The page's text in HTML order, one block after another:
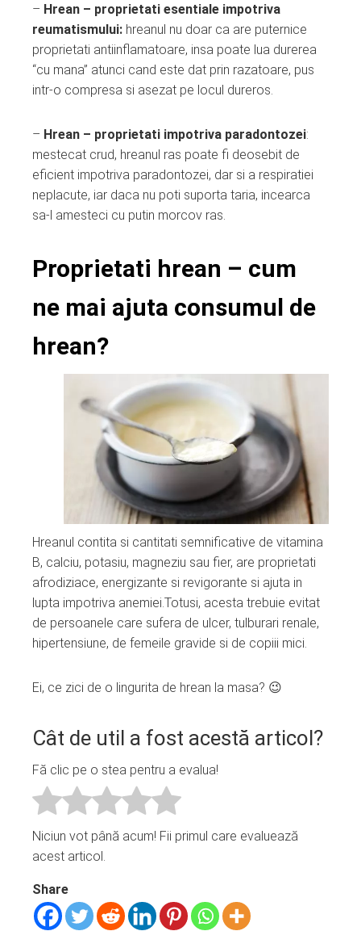
– Hrean – proprietati esentiale impotriva
reumatismului: hreanul nu doar ca are puternice
proprietati antiinflamatoare, insa poate lua durerea
“cu mana” atunci cand este dat prin razatoare, pus
intr-o compresa si asezat pe locul dureros.
– Hrean – proprietati impotriva paradontozei:
mestecat crud, hreanul ras poate fi deosebit de
eficient impotriva paradontozei, dar si a respiratiei
neplacute, iar daca nu poti suporta taria, incearca
sa-l amesteci cu putin morcov ras.
Proprietati hrean – cum
ne mai ajuta consumul de
hrean?
Hreanul contita si cantitati semnificative de vitamina
B, calciu, potasiu, magneziu sau fier, are proprietati
afrodiziace, energizante si revigorante si ajuta in
lupta impotriva anemiei.Totusi, acesta trebuie evitat
de persoanele care sufera de ulcer, tulburari renale,
hipertensiune, de femeile gravide si de copiii mici.
Ei, ce zici de o lingurita de hrean la masa? 😉
Cât de util a fost acestă articol?
Fă clic pe o stea pentru a evalua!
Niciun vot până acum! Fii primul care evaluează
acest articol.
Share